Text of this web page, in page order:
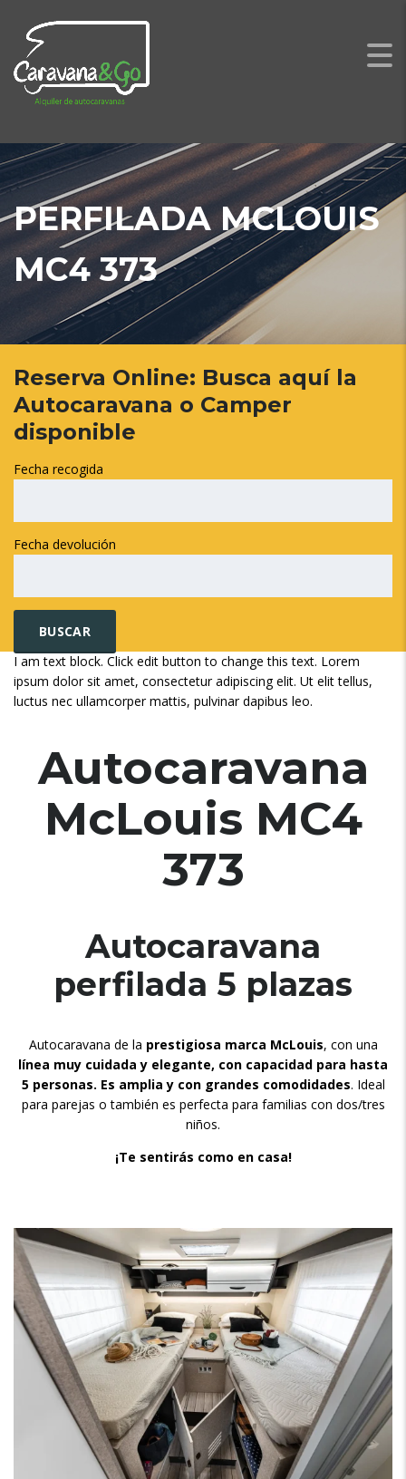
PERFILADA MCLOUIS
MC4 373
Reserva Online: Busca aquí la
Autocaravana o Camper
disponible
Fecha recogida
Fecha devolución
I am text block. Click edit button to change this text. Lorem
ipsum dolor sit amet, consectetur adipiscing elit. Ut elit tellus,
luctus nec ullamcorper mattis, pulvinar dapibus leo.
Autocaravana
McLouis MC4
373
Autocaravana
perfilada 5 plazas
Autocaravana de la prestigiosa marca McLouis, con una
línea muy cuidada y elegante, con capacidad para hasta
5 personas. Es amplia y con grandes comodidades. Ideal
para parejas o también es perfecta para familias con dos/tres
niños.
¡Te sentirás como en casa!